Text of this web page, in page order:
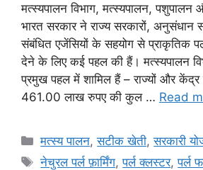
मत्स्यपालन विभाग, मत्स्यपालन, पशुपालन
भारत सरकार ने राज्य सरकारों, अनुसंधान
संबंधित एजेंसियों के सहयोग से प्राकृतिक पर्ल
देने के लिए कई पहल की हैं। मत्स्यपालन
प्रमुख पहल में शामिल हैं – राज्यों और केंद्र
461.00 लाख रुपए की कुल … Read
मत्स्य पालन,सटीक खेती,सरकारी
नेचुरल पर्ल फ़ार्मिंग,पर्ल क्लस्टर,पर्ल